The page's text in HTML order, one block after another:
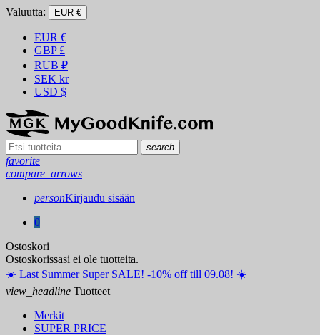
Valuutta: EUR €
EUR €
GBP £
RUB ₽
SEK kr
USD $
search
favorite
compare_arrows
personKirjaudu sisään
0
Ostoskori
Ostoskorissasi ei ole tuotteita.
☀️ ️Last Summer Super SALE! -10% off till 09.08! ☀️
view_headline Tuotteet
Merkit
SUPER PRICE